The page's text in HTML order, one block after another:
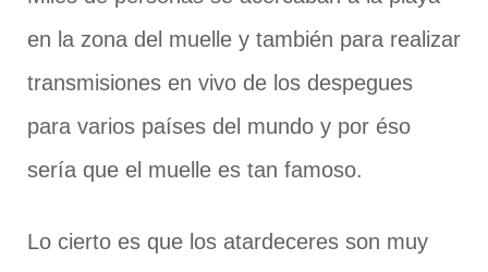
en la zona del muelle y también para realizar
transmisiones en vivo de los despegues
para varios países del mundo y por éso
sería que el muelle es tan famoso.
Lo cierto es que los atardeceres son muy